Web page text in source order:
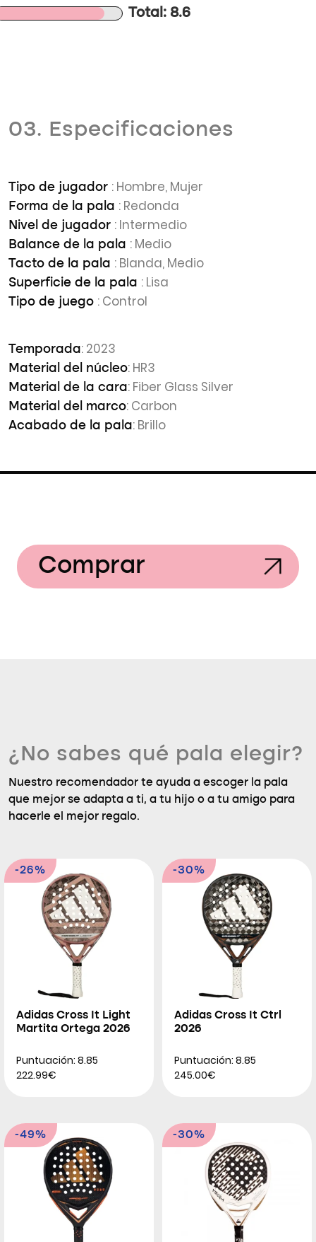
Total: 8.6
03. Especificaciones
Tipo de jugador : Hombre, Mujer
Forma de la pala : Redonda
Nivel de jugador : Intermedio
Balance de la pala : Medio
Tacto de la pala : Blanda, Medio
Superficie de la pala : Lisa
Tipo de juego : Control
Temporada: 2023
Material del núcleo: HR3
Material de la cara: Fiber Glass Silver
Material del marco: Carbon
Acabado de la pala: Brillo
Comprar
¿No sabes qué pala elegir?
Nuestro recomendador te ayuda a escoger la pala
que mejor se adapta a ti, a tu hijo o a tu amigo para
hacerle el mejor regalo.
-26%
Adidas Cross It Light
Martita Ortega 2026
Puntuación: 8.85
222.99€
-30%
Adidas Cross It Ctrl
2026
Puntuación: 8.85
245.00€
-49% -30%